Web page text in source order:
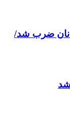
ضرب شد/
شد